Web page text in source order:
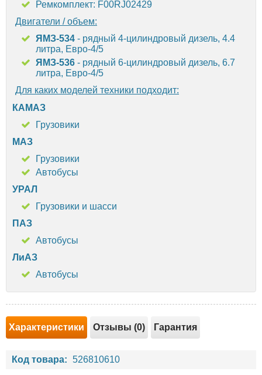
Ремкомплект: F00RJ02429
Двигатели / объем:
ЯМЗ-534 - рядный 4-цилиндровый дизель, 4.4
литра, Евро-4/5
ЯМЗ-536 - рядный 6-цилиндровый дизель, 6.7
литра, Евро-4/5
Для каких моделей техники подходит:
КАМАЗ
Грузовики
МАЗ
Грузовики
Автобусы
УРАЛ
Грузовики и шасси
ПАЗ
Автобусы
ЛиАЗ
Автобусы
Характеристики Отзывы (0) Гарантия
Код товара: 526810610